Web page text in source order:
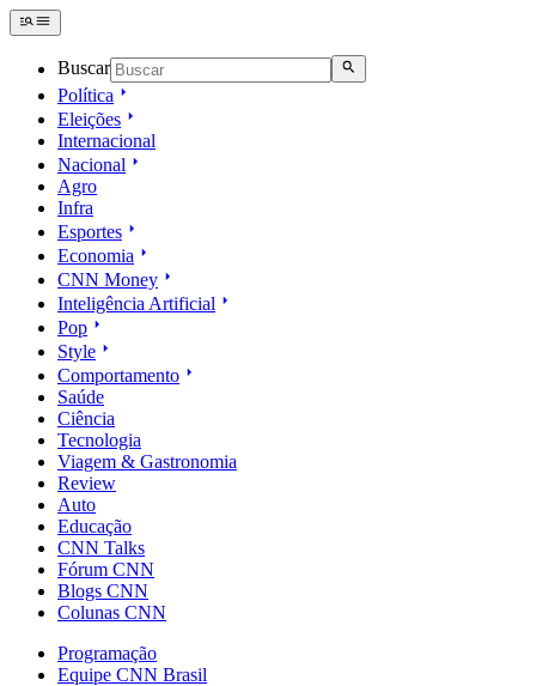
Buscar
Política
Eleições
Internacional
Nacional
Agro
Infra
Esportes
Economia
CNN Money
Inteligência Artificial
Pop
Style
Comportamento
Saúde
Ciência
Tecnologia
Viagem & Gastronomia
Review
Auto
Educação
CNN Talks
Fórum CNN
Blogs CNN
Colunas CNN
Programação
Equipe CNN Brasil